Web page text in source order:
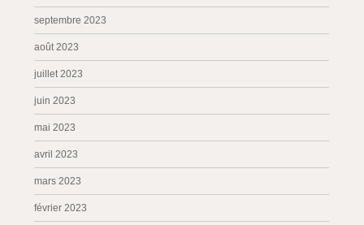
septembre 2023
août 2023
juillet 2023
juin 2023
mai 2023
avril 2023
mars 2023
février 2023